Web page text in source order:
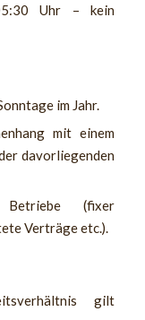
Uhr – kein
im Jahr.
mit einem
davorliegenden
(fixer
Verträge etc.).
gilt